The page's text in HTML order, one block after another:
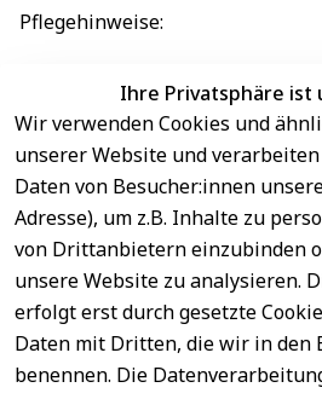
Pflegehinweise:
EU-Verantwortliche Person -
Ihre Privatsphäre ist
Wir verwenden Cookies und
unserer Website und
Daten von Besucher:innen
Adresse), um z.B. Inhalte zu
von Drittanbietern einzubinden
unsere Website zu analysieren.
erfolgt erst durch gesetzte
Daten mit Dritten, die wir in den
benennen. Die